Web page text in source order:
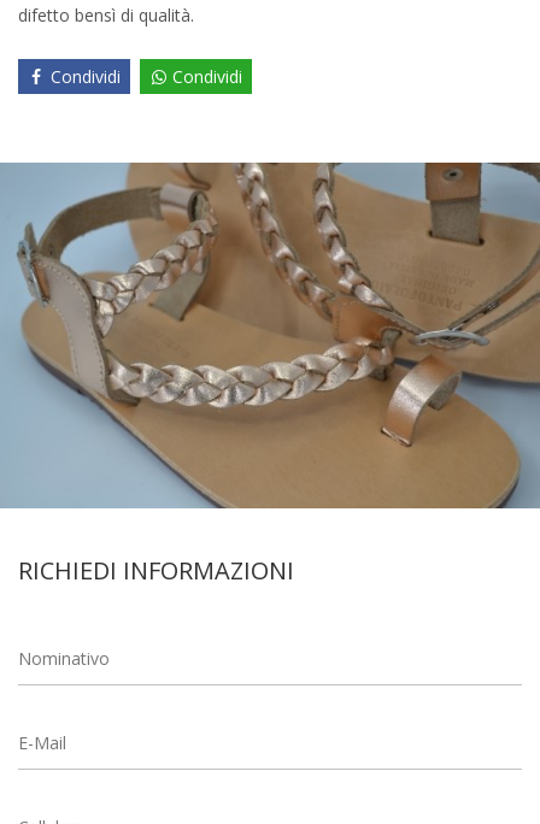
difetto bensì di qualità.
Condividi Condividi
RICHIEDI INFORMAZIONI